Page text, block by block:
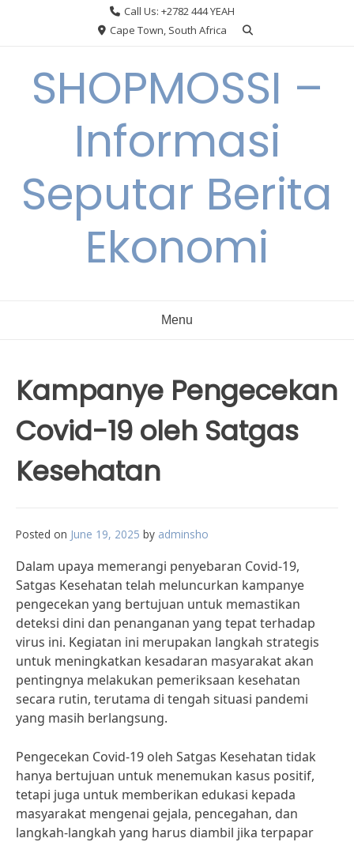
Call Us: +2782 444 YEAH
Cape Town, South Africa
SHOPMOSSI –
Informasi
Seputar Berita
Ekonomi
Menu
Kampanye Pengecekan
Covid-19 oleh Satgas
Kesehatan
Posted on June 19, 2025 by adminsho
Dalam upaya memerangi penyebaran Covid-19,
Satgas Kesehatan telah meluncurkan kampanye
pengecekan yang bertujuan untuk memastikan
deteksi dini dan penanganan yang tepat terhadap
virus ini. Kegiatan ini merupakan langkah strategis
untuk meningkatkan kesadaran masyarakat akan
pentingnya melakukan pemeriksaan kesehatan
secara rutin, terutama di tengah situasi pandemi
yang masih berlangsung.
Pengecekan Covid-19 oleh Satgas Kesehatan tidak
hanya bertujuan untuk menemukan kasus positif,
tetapi juga untuk memberikan edukasi kepada
masyarakat mengenai gejala, pencegahan, dan
langkah-langkah yang harus diambil jika terpapar